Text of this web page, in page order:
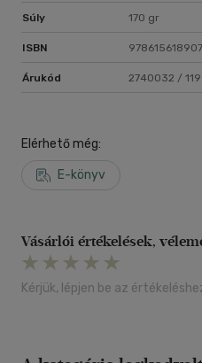
Súly 170 gr
ISBN
Árukód 2740032 /
Elérhető még:
E-könyv
Vásárlói értékelések,
Kérjük, lépjen be az